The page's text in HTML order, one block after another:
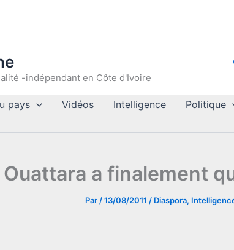
-indépendant en Côte d'Ivoire
pays Vidéos Intelligence Politique
Ouattara a finalement
Par /13/08/2011 / Diaspora,